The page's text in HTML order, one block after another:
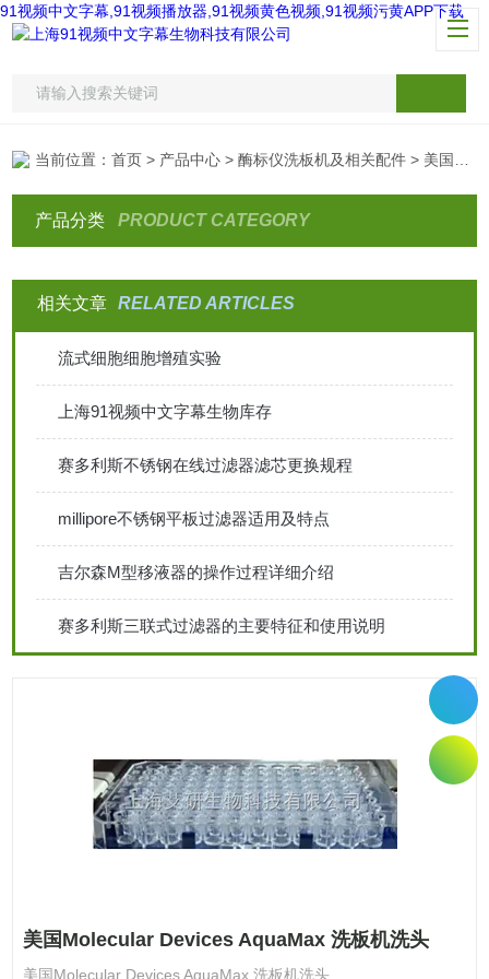
91视频中文字幕,91视频播放器,91视频黄色视频,91视频污黄APP下载
当前位置：首页 > 产品中心 >酶标仪洗板机及相关配件 > 美国Molecular Devices洗板机配件
产品分类 PRODUCT CATEGORY
相关文章 RELATED ARTICLES
流式细胞细胞增殖实验
上海91视频中文字幕生物库存
赛多利斯不锈钢在线过滤器滤芯更换规程
millipore不锈钢平板过滤器适用及特点
吉尔森M型移液器的操作过程详细介绍
赛多利斯三联式过滤器的主要特征和使用说明
美国Molecular Devices AquaMax 洗板机洗头
美国Molecular Devices AquaMax 洗板机洗头